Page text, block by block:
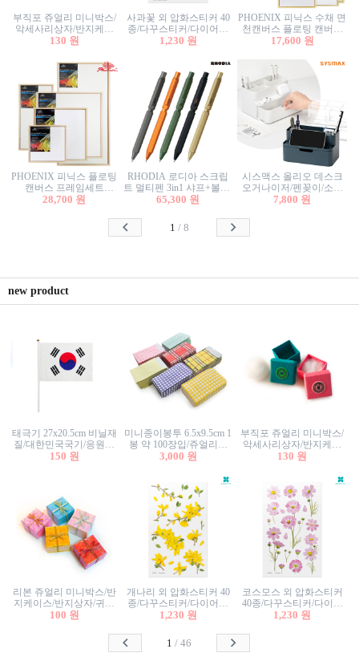
부직포 쥬얼리 미니박스/
악세사리상자/반지케이
스/반지상자/귀걸이상자/
130 원
사과꽃 외 압화스티커 40
종/다꾸스티커/다이어리
꾸미기/꽃스티커/자연물
1,230 원
PHOENIX 피닉스 수채 면
천캔버스 플로팅 캔버스
프레임세트 30x30cm/액자
17,600 원
PHOENIX 피닉스 플로팅
캔버스 프레임세트
50x50cm/액자캔버스/인테
28,700 원
RHODIA 로디아 스크립
트 멀티펜 3in1 샤프+볼펜/
무광택 알루미늄 육각배
65,300 원
시스맥스 올리오 데스크
오거나이저/펜꽂이/소품
꽂이/소품함/정리함/수납
7,800 원
1 / 8
new product
태극기 27x20.5cm 비닐재
질/대한민국국기/응원깃
발/행사깃발
150 원
미니종이봉투 6.5x9.5cm 1
봉 약 100장입/쥬얼리봉
투/증명사진봉투/악세사
3,000 원
부직포 쥬얼리 미니박스/
악세사리상자/반지케이
스/반지상자/귀걸이상자/
130 원
리본 쥬얼리 미니박스/반
지케이스/반지상자/귀걸
이상자/귀걸이박스/악세
100 원
개나리 외 압화스티커 40
종/다꾸스티커/다이어리
꾸미기/꽃스티커/자연물
1,230 원
코스모스 외 압화스티커
40종/다꾸스티커/다이어
리꾸미기/꽃스티커/자연
1,230 원
1 /46